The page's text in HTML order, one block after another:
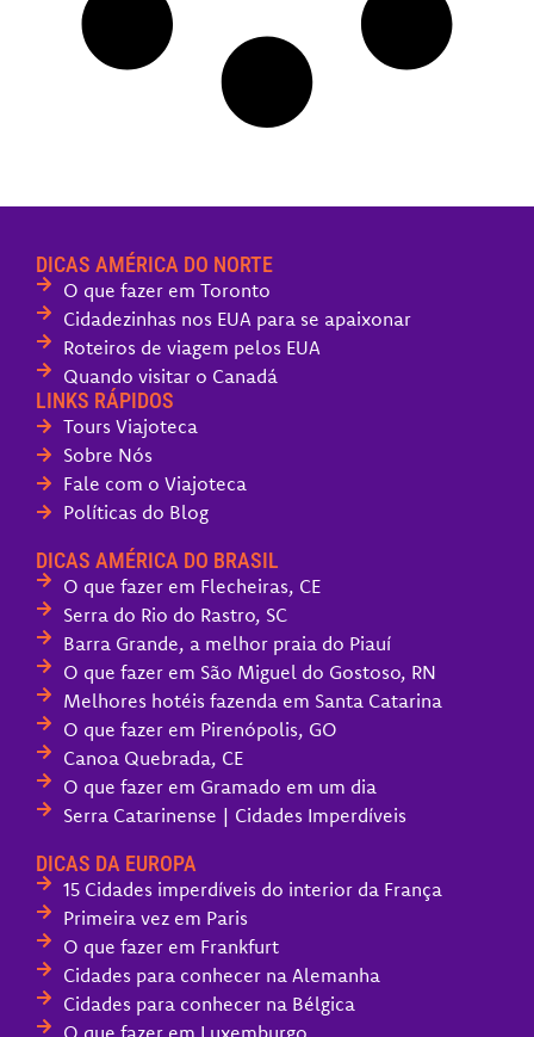
DICAS AMÉRICA DO NORTE
O que fazer em Toronto
Cidadezinhas nos EUA para se apaixonar
Roteiros de viagem pelos EUA
Quando visitar o Canadá
LINKS RÁPIDOS
Tours Viajoteca
Sobre Nós
Fale com o Viajoteca
Políticas do Blog
DICAS AMÉRICA DO BRASIL
O que fazer em Flecheiras, CE
Serra do Rio do Rastro, SC
Barra Grande, a melhor praia do Piauí
O que fazer em São Miguel do Gostoso, RN
Melhores hotéis fazenda em Santa Catarina
O que fazer em Pirenópolis, GO
Canoa Quebrada, CE
O que fazer em Gramado em um dia
Serra Catarinense | Cidades Imperdíveis
DICAS DA EUROPA
15 Cidades imperdíveis do interior da França
Primeira vez em Paris
O que fazer em Frankfurt
Cidades para conhecer na Alemanha
Cidades para conhecer na Bélgica
O que fazer em Luxemburgo